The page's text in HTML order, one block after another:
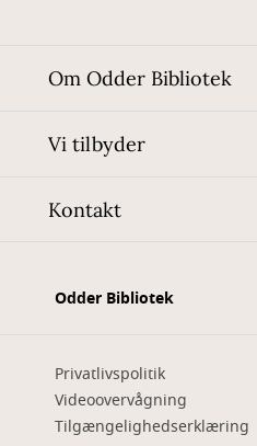
Om Odder Bibliotek
Vi tilbyder
Kontakt
Odder Bibliotek
Privatlivspolitik
Videoovervågning
Tilgængelighedserklæring